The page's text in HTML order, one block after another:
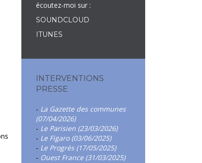
écoutez-moi sur :
SOUNDCLOUD
ITUNES
INTERVENTIONS
PRESSE
- La Gazette des communes
(07/04/2026)
- Le Parisien (23/03/2026)
- Le Figaro (03/06/2025)
- Le Progrès (17/05/2025)
- Ouest France (31/03/2025)